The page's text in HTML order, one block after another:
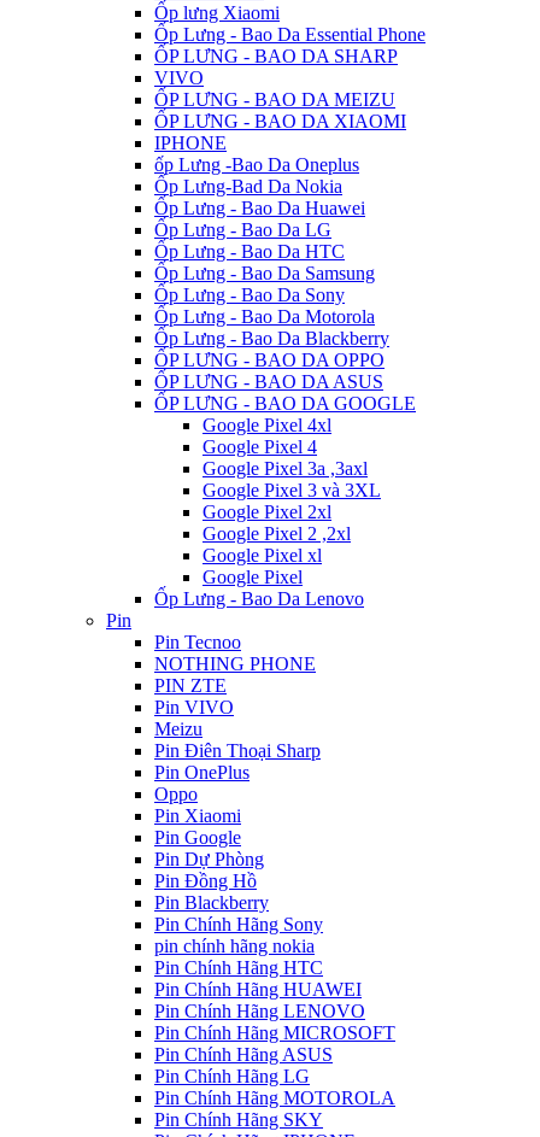
Ốp lưng Xiaomi
Ốp Lưng - Bao Da Essential Phone
ỐP LƯNG - BAO DA SHARP
VIVO
ỐP LƯNG - BAO DA MEIZU
ỐP LƯNG - BAO DA XIAOMI
IPHONE
ốp Lưng -Bao Da Oneplus
Ốp Lưng-Bad Da Nokia
Ốp Lưng - Bao Da Huawei
Ốp Lưng - Bao Da LG
Ốp Lưng - Bao Da HTC
Ốp Lưng - Bao Da Samsung
Ốp Lưng - Bao Da Sony
Ốp Lưng - Bao Da Motorola
Ốp Lưng - Bao Da Blackberry
ỐP LƯNG - BAO DA OPPO
ỐP LƯNG - BAO DA ASUS
ỐP LƯNG - BAO DA GOOGLE
Google Pixel 4xl
Google Pixel 4
Google Pixel 3a ,3axl
Google Pixel 3 và 3XL
Google Pixel 2xl
Google Pixel 2 ,2xl
Google Pixel xl
Google Pixel
Ốp Lưng - Bao Da Lenovo
Pin
Pin Tecnoo
NOTHING PHONE
PIN ZTE
Pin VIVO
Meizu
Pin Điên Thoại Sharp
Pin OnePlus
Oppo
Pin Xiaomi
Pin Google
Pin Dự Phòng
Pin Đồng Hồ
Pin Blackberry
Pin Chính Hãng Sony
pin chính hãng nokia
Pin Chính Hãng HTC
Pin Chính Hãng HUAWEI
Pin Chính Hãng LENOVO
Pin Chính Hãng MICROSOFT
Pin Chính Hãng ASUS
Pin Chính Hãng LG
Pin Chính Hãng MOTOROLA
Pin Chính Hãng SKY